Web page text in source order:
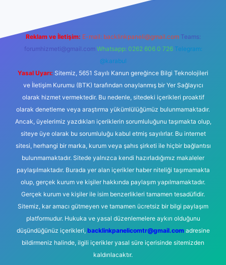
Reklam ve İletişim: E-mail: backlinkpaneli@gmail.com Teams:
forumhizmeti@gmail.com Whatsapp: 0262 606 0 726 Telegram:
@karabul
Yasal Uyarı: Sitemiz, 5651 Sayılı Kanun gereğince Bilgi Teknolojileri
ve İletişim Kurumu (BTK) tarafından onaylanmış bir Yer Sağlayıcı
olarak hizmet vermektedir. Bu nedenle, sitedeki içerikleri proaktif
olarak denetleme veya araştırma yükümlülüğümüz bulunmamaktadır.
Ancak, üyelerimiz yazdıkları içeriklerin sorumluluğunu taşımakta olup,
siteye üye olarak bu sorumluluğu kabul etmiş sayılırlar. Bu internet
sitesi, herhangi bir marka, kurum veya şahıs şirketi ile hiçbir bağlantısı
bulunmamaktadır. Sitede yalnızca kendi hazırladığımız makaleler
paylaşılmaktadır. Burada yer alan içerikler haber niteliği taşımamakta
olup, gerçek kurum ve kişiler hakkında paylaşım yapılmamaktadır.
Gerçek kurum ve kişiler ile isim benzerlikleri tamamen tesadüfidir.
Sitemiz, kar amacı gütmeyen ve tamamen ücretsiz bir bilgi paylaşım
platformudur. Hukuka ve yasal düzenlemelere aykırı olduğunu
düşündüğünüz içerikleri, backlinkpanelicomtr@gmail.comadresine
bildirmeniz halinde, ilgili içerikler yasal süre içerisinde sitemizden
kaldırılacaktır.